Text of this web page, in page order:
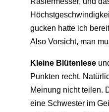
gucken hatte ich
Also Vorsicht, man
Kleine Blütenlese
Punkten recht.
Meinung nicht teilen.
eine Schwester im